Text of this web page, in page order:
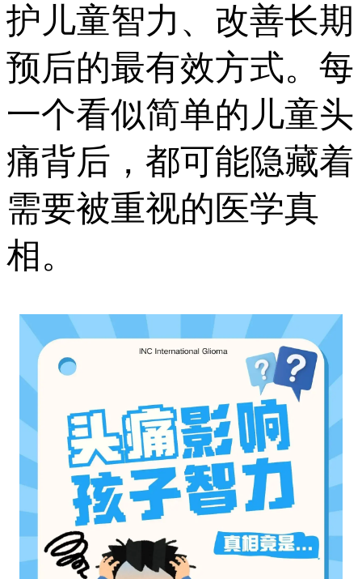
护儿童智力、改善长期
预后的最有效方式。每
一个看似简单的儿童头
痛背后，都可能隐藏着
需要被重视的医学真
相。